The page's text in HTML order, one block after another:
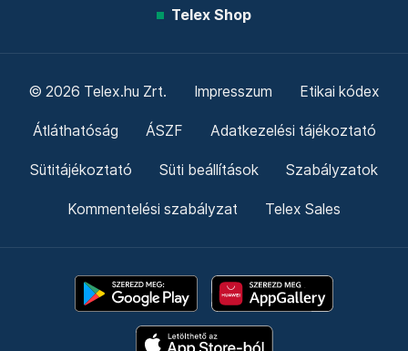
Telex Shop
© 2026 Telex.hu Zrt. Impresszum Etikai kódex
Átláthatóság ÁSZF Adatkezelési tájékoztató
Sütitájékoztató Süti beállítások Szabályzatok
Kommentelési szabályzat Telex Sales